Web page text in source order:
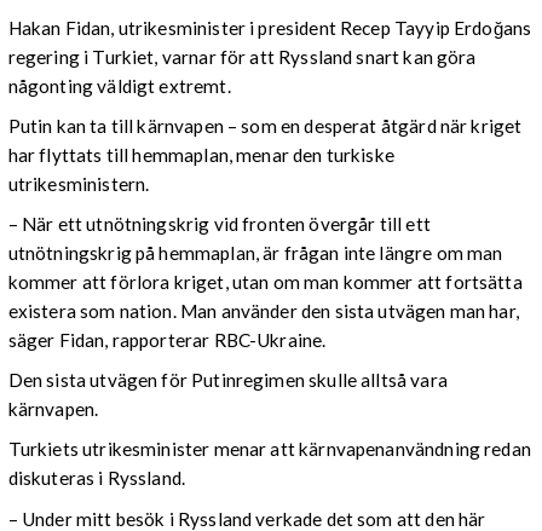
Hakan Fidan, utrikesminister i president Recep Tayyip Erdoğans
regering i Turkiet, varnar för att Ryssland snart kan göra
någonting väldigt extremt.
Putin kan ta till kärnvapen – som en desperat åtgärd när kriget
har flyttats till hemmaplan, menar den turkiske
utrikesministern.
– När ett utnötningskrig vid fronten övergår till ett
utnötningskrig på hemmaplan, är frågan inte längre om man
kommer att förlora kriget, utan om man kommer att fortsätta
existera som nation. Man använder den sista utvägen man har,
säger Fidan, rapporterar RBC-Ukraine.
Den sista utvägen för Putinregimen skulle alltså vara
kärnvapen.
Turkiets utrikesminister menar att kärnvapenanvändning redan
diskuteras i Ryssland.
– Under mitt besök i Ryssland verkade det som att den här